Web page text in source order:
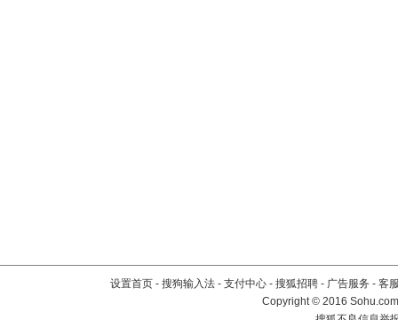
设置首页 - 搜狗输入法 - 支付中心 - 搜狐招聘 - 广告服务 - 客
Copyright©2016